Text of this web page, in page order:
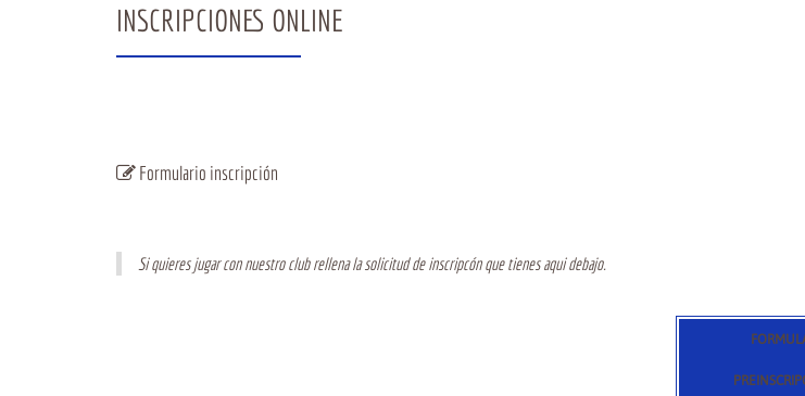
INSCRIPCIONES ONLINE
Formulario inscripción
Si quieres jugar con nuestro club rellena la solicitud de inscripcón que tienes aqui debajo.